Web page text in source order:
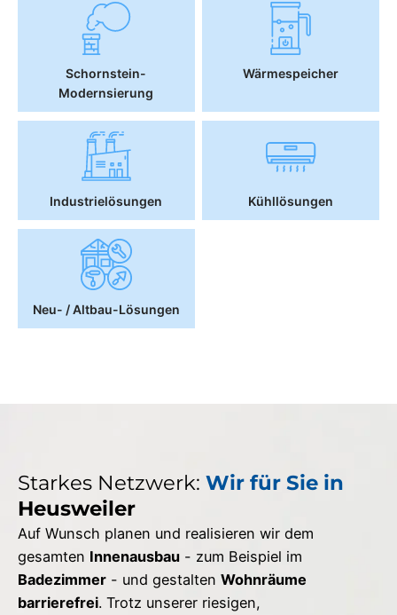
Schornstein-
Modernsierung
Wärmespeicher
Industrielösungen Kühllösungen
Neu- / Altbau-Lösungen
Starkes Netzwerk: Wir für Sie in
Heusweiler
Auf Wunsch planen und realisieren wir dem
gesamten Innenausbau - zum Beispiel im
Badezimmer - und gestalten Wohnräume
barrierefrei. Trotz unserer riesigen,